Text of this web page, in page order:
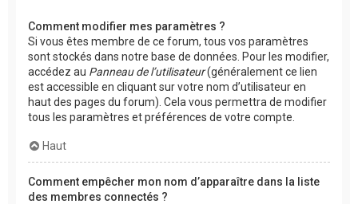
Comment modifier mes paramètres ?
Si vous êtes membre de ce forum, tous vos paramètres
sont stockés dans notre base de données. Pour les modifier,
accédez au Panneau de l’utilisateur(généralement ce lien
est accessible en cliquant sur votre nom d’utilisateur en
haut des pages du forum). Cela vous permettra de modifier
tous les paramètres et préférences de votre compte.
Haut
Comment empêcher mon nom d’apparaître dans la liste
des membres connectés ?